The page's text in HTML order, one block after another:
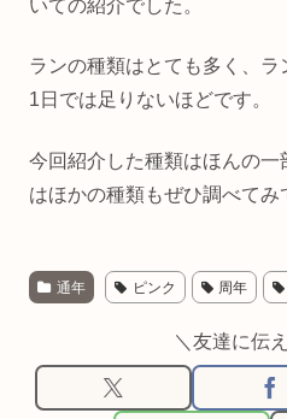
いての紹介でした。
ランの種類はとても多く、
1日では足りないほどです。
今回紹介した種類はほんの
はほかの種類もぜひ調べてみ
通年 ピンク 周年
＼友達に伝